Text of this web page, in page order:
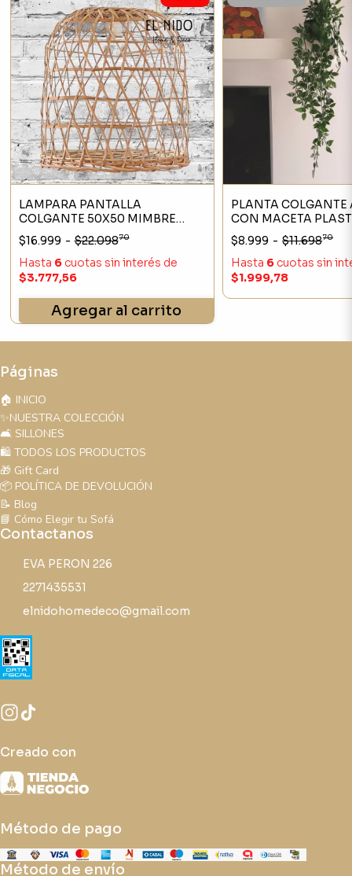
LAMPARA PANTALLA
COLGANTE 50X50 MIMBRE
CALADA
$16.999 - $22.09870
Hasta 6cuotas sin interés de
$3.777,56
Agregar al carrito
PLANTA COLGANTE
CON MACETA
INCLUIDA 75CM
$8.999 - $11.69870
Hasta 6 cuotas sin
$1.999,78
Páginas
🏠 INICIO
✨NUESTRA COLECCIÓN
🛋️ SILLONES
🛍️ TODOS LOS PRODUCTOS
🎁 Gift Card
📦 POLÍTICA DE DEVOLUCIÓN
📝 Blog
📘 Cómo Elegir tu Sofá
Contactanos
EVA PERON 226
2271435531
elnidohomedeco@gmail.com
Creado con
Método de pago
Método de envío